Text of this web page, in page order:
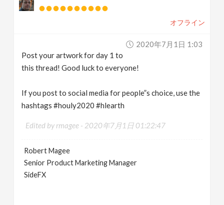
オフライン
2020年7月1日 1:03
Post your artwork for day 1 to
this thread! Good luck to everyone!
If you post to social media for people”s choice, use the
hashtags #houly2020 #hlearth
Edited by rmagee - 2020年7月1日 01:22:47
Robert Magee
Senior Product Marketing Manager
SideFX